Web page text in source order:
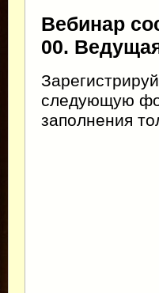
Вебинар
00.
следующую
заполнения